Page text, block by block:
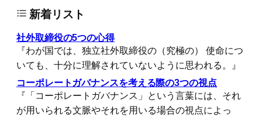
新着リスト
社外取締役の5つの心得
『わが国では、独立社外取締役の（究極の） 使命につ
いても、十分に理解されていないように思われる。』
コーポレートガバナンスを考える際の3つの視点
『「コーポレートガバナンス」という言葉には、それ
が用いられる文脈やそれを用いる場合の視点によっ